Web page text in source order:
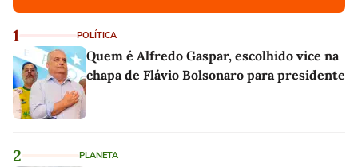
1 POLÍTICA
Quem é Alfredo Gaspar, escolhido vice na
chapa de Flávio Bolsonaro para presidente
2 PLANETA